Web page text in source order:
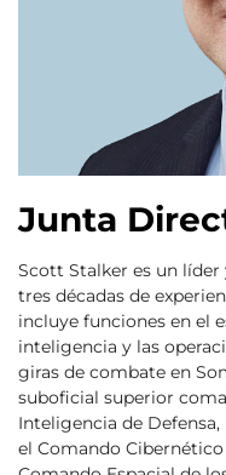
Junta
Scott Stalker es un
tres décadas de
incluye funciones en el
inteligencia y las
giras de combate en
suboficial superior
Inteligencia de
el Comando